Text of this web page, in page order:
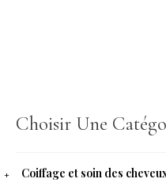
Choisir Une
Coiffage et soin des